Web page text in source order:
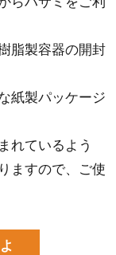
脂製容器の開封
紙製パッケージ
れているよう
ますので、ご使